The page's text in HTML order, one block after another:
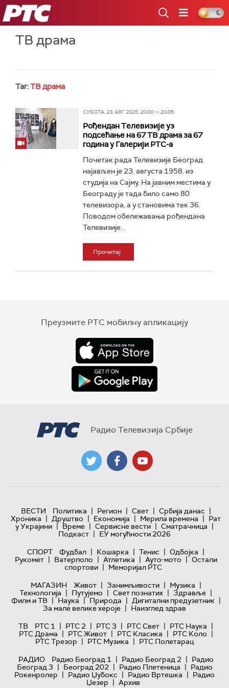
РТС
ТВ драма
Таг:ТВ драма
СУБОТА, 23. АВГ 2025, 20:00 -> 20:06
Рођендан Tелевизије уз
подсећање на 67 ТВ драма за 67
година у Галерији РТС-а
Почетак рада Телевизије Београд
најављен је 23. августа 1958. из
студија на Сајму. На јавним местима у
Београду је тада било само 80
телевизора, а у становима тек 36.
Поводом обележавања рођендана
Телевизије...
Прочитај
Преузмите РТС мобилну апликацију
Радио Телевизија Србије
ВЕСТИ Политика | Регион | Свет | Србија данас |
Хроника | Друштво | Економија | Мерила времена | Рат
у Украјини | Време | Сервисне вести | Сматрачница |
Подкаст | ЕУ могућности 2026
СПОРТ
Фудбал | Кошарка | Тенис | Одбојка |
Рукомет | Ватерполо | Атлетика | Ауто-мото | Остали
спортови | Меморијал РТС
МАГАЗИН
Живот | Занимљивости | Музика |
Технологијa | Путујемо | Свет познатих | Здравље |
Филм и ТВ | Наука | Природа | Дигитални предузетник |
За мале велике хероје | Наизглед здрав
ТВ
РТС 1 | РТС 2 | РТС 3 | РТС Свет | РТС Наука |
РТС Драма | РТС Живот | РТС Класика | РТС Коло |
РТС Трезор | РТС Музика | РТС Полетарац
РАДИО
Радио Београд 1 | Радио Београд 2 | Радио
Београд 3 | Београд 202 | Радио Плетеница | Радио
Рокенролер | Радио Џубокс | Радио Вртешка | Радио
Џезер | Архив